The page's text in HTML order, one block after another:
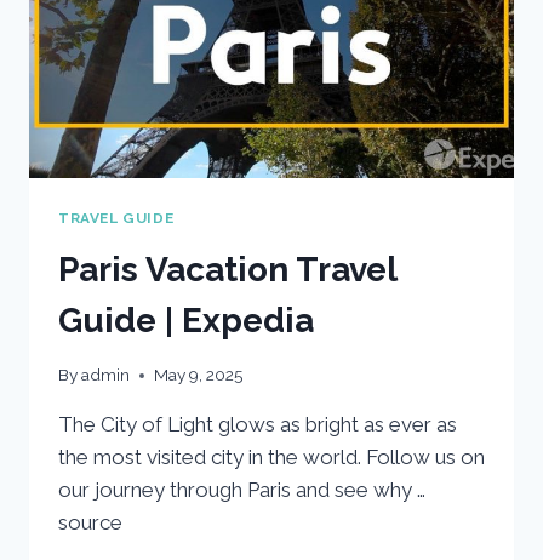
TRAVEL GUIDE
Paris Vacation Travel
Guide | Expedia
Byadmin May 9, 2025
The City of Light glows as bright as ever as
the most visited city in the world. Follow us on
our journey through Paris and see why …
source